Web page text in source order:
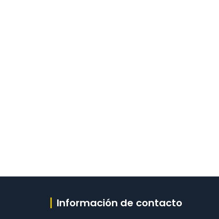
Información de contacto